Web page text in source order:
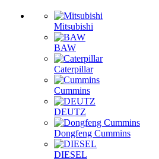
ТЕХНИКА
Mitsubishi
BAW
Caterpillar
Cummins
DEUTZ
Dongfeng Cummins